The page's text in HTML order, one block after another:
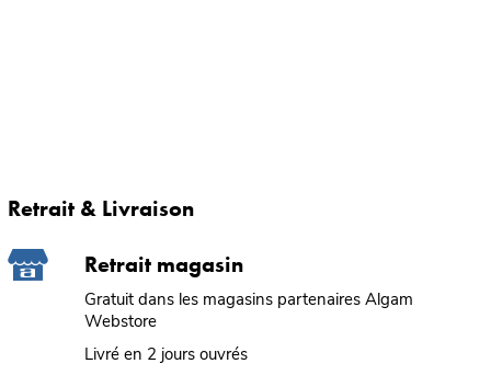
Retrait & Livraison
Retrait magasin
Gratuit dans les magasins partenaires Algam
Webstore
Livré en 2 jours ouvrés